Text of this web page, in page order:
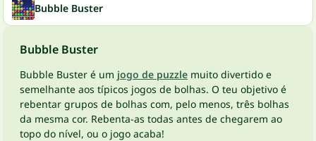
Bubble Buster
Bubble Buster
Bubble Buster é um jogo de puzzle muito divertido e
semelhante aos típicos jogos de bolhas. O teu objetivo é
rebentar grupos de bolhas com, pelo menos, três bolhas
da mesma cor. Rebenta-as todas antes de chegarem ao
topo do nível, ou o jogo acaba!